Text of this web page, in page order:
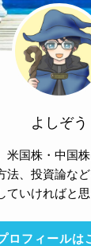
よしぞう
米国株・中国株
法、投資論など
ていければと思
ロフィールは